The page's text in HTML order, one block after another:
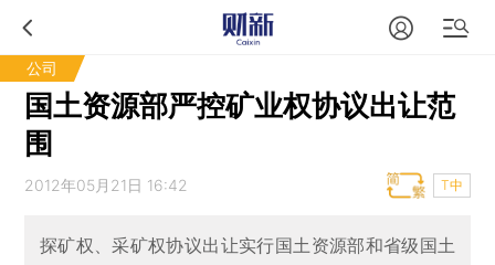
公司
国土资源部严控矿业权协议出让范
围
2012年05月21日 16:42 T中
探矿权、采矿权协议出让实行国土资源部和省级国土